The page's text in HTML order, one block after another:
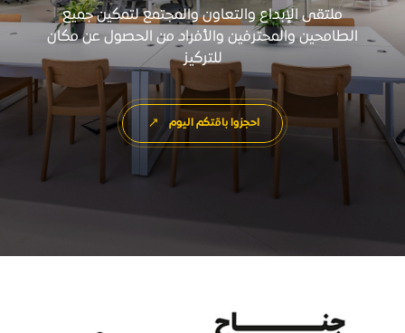
ملتقى الإبداع والتعاون والمجتمع لتمكين جميع
الطامحين والمحترفين والأفراد من الحصول عن مكان
للتركيز
احجزوا باقتكم اليوم